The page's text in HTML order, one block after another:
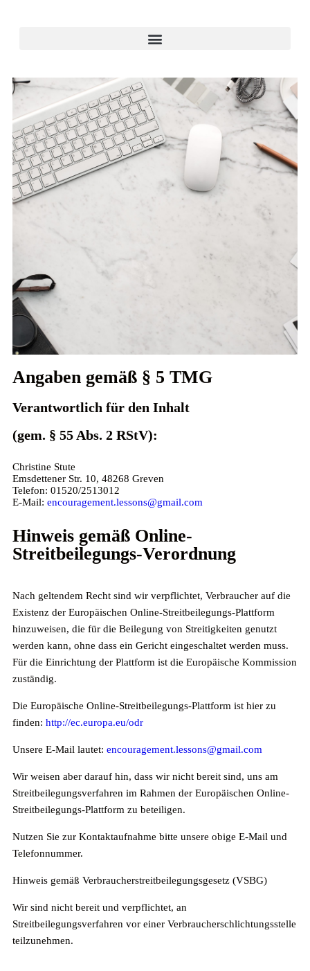
Impressum
Angaben gemäß § 5 TMG
Verantwortlich für den Inhalt
(gem. § 55 Abs. 2 RStV):
Christine Stute
Emsdettener Str. 10, 48268 Greven
Telefon: 01520/2513012
E-Mail: encouragement.lessons@gmail.com
Hinweis gemäß Online-
Streitbeilegungs-Verordnung
Nach geltendem Recht sind wir verpflichtet, Verbraucher auf die
Existenz der Europäischen Online-Streitbeilegungs-Plattform
hinzuweisen, die für die Beilegung von Streitigkeiten genutzt
werden kann, ohne dass ein Gericht eingeschaltet werden muss.
Für die Einrichtung der Plattform ist die Europäische Kommission
zuständig.
Die Europäische Online-Streitbeilegungs-Plattform ist hier zu
finden: http://ec.europa.eu/odr
Unsere E-Mail lautet: encouragement.lessons@gmail.com
Wir weisen aber darauf hin, dass wir nicht bereit sind, uns am
Streitbeilegungsverfahren im Rahmen der Europäischen Online-
Streitbeilegungs-Plattform zu beteiligen.
Nutzen Sie zur Kontaktaufnahme bitte unsere obige E-Mail und
Telefonnummer.
Hinweis gemäß Verbraucherstreitbeilegungsgesetz (VSBG)
Wir sind nicht bereit und verpflichtet, an
Streitbeilegungsverfahren vor einer Verbraucherschlichtungsstelle
teilzunehmen.